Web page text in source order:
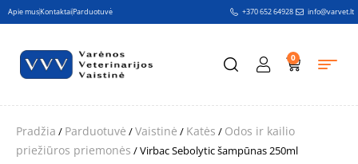
Apie musKontaktaiParduotuvė +370 652 64928 info@varvet.lt
0
Pradžia / Parduotuvė /Vaistinė / Katės / Odos ir kailio
priežiūros priemonės / Virbac Sebolytic šampūnas 250ml